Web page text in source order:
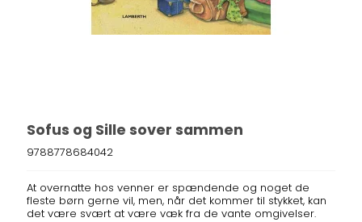
Sofus og Sille sover sammen
9788778684042
At overnatte hos venner er spændende og noget de
fleste børn gerne vil, men, når det kommer til stykket, kan
det være svært at være væk fra de vante omgivelser.